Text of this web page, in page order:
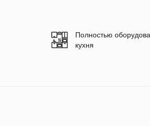
Полностью
кухня